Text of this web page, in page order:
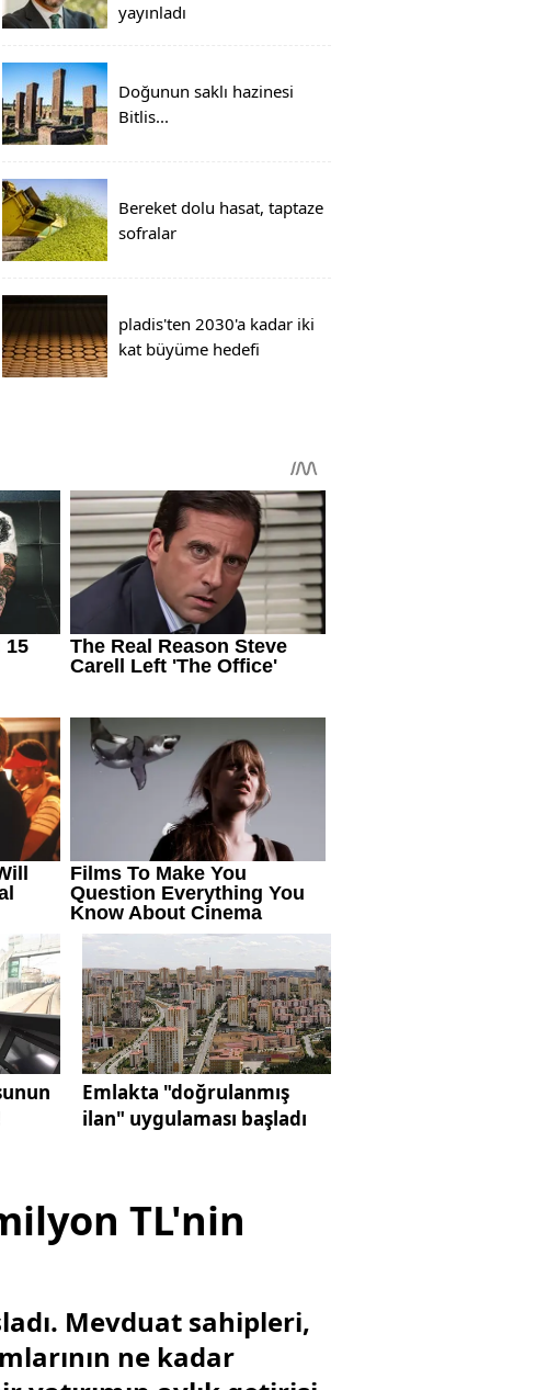
yayınladı
Doğunun saklı hazinesi
Bitlis...
Bereket dolu hasat, taptaze
sofralar
pladis'ten 2030'a kadar iki
kat büyüme hedefi
Emlakta "doğrulanmış
ilan" uygulaması başladı
TL'nin
Mevduat sahipleri,
ne kadar